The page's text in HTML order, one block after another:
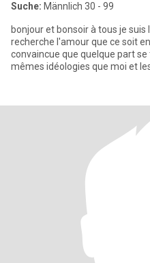
Suche: Männlich 30 - 99
bonjour et bonsoir à tous je
recherche l'amour que ce soit
convaincue que quelque part
mêmes idéologies que moi et